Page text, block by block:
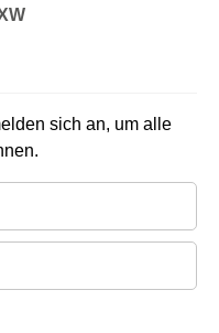
sich an, um alle